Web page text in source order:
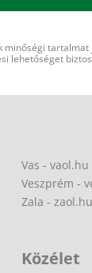
minőségi
lehetőséget
Vas - vaol.hu
Veszprém -
Zala - zaol.hu
Közélet